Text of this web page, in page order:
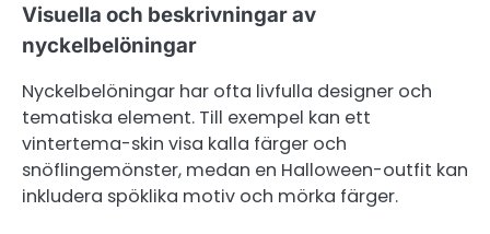
Visuella och beskrivningar av
nyckelbelöningar
Nyckelbelöningar har ofta livfulla designer och
tematiska element. Till exempel kan ett
vintertema-skin visa kalla färger och
snöflingemönster, medan en Halloween-outfit kan
inkludera spöklika motiv och mörka färger.